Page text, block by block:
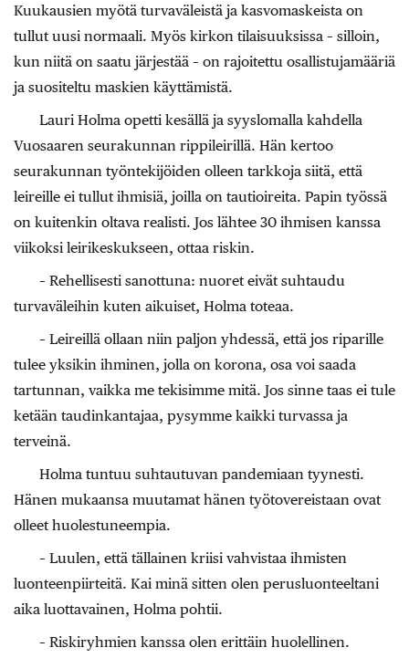
Kuukausien myötä turvaväleistä ja kasvomaskeista on
tullut uusi normaali. Myös kirkon tilaisuuksissa – silloin,
kun niitä on saatu järjestää – on rajoitettu osallistujamääriä
ja suositeltu maskien käyttämistä.
Lauri Holma opetti kesällä ja syyslomalla kahdella
Vuosaaren seurakunnan rippileirillä. Hän kertoo
seurakunnan työntekijöiden olleen tarkkoja siitä, että
leireille ei tullut ihmisiä, joilla on tautioireita. Papin työssä
on kuitenkin oltava realisti. Jos lähtee 30 ihmisen kanssa
viikoksi leirikeskukseen, ottaa riskin.
– Rehellisesti sanottuna: nuoret eivät suhtaudu
turvaväleihin kuten aikuiset, Holma toteaa.
– Leireillä ollaan niin paljon yhdessä, että jos riparille
tulee yksikin ihminen, jolla on korona, osa voi saada
tartunnan, vaikka me tekisimme mitä. Jos sinne taas ei tule
ketään taudinkantajaa, pysymme kaikki turvassa ja
terveinä.
Holma tuntuu suhtautuvan pandemiaan tyynesti.
Hänen mukaansa muutamat hänen työtovereistaan ovat
olleet huolestuneempia.
– Luulen, että tällainen kriisi vahvistaa ihmisten
luonteenpiirteitä. Kai minä sitten olen perusluonteeltani
aika luottavainen, Holma pohtii.
– Riskiryhmien kanssa olen erittäin huolellinen.